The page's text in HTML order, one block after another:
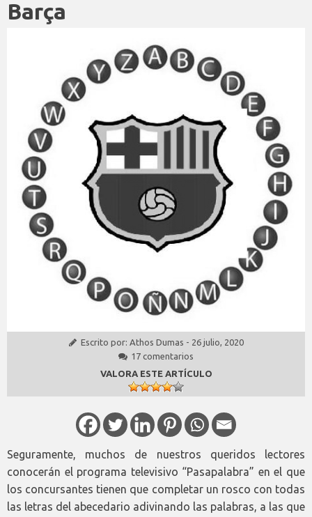
Barça
Escrito por: Athos Dumas - 26 julio, 2020
17 comentarios
VALORA ESTE ARTÍCULO
Seguramente, muchos de nuestros queridos lectores
conocerán el programa televisivo “Pasapalabra” en el que
los concursantes tienen que completar un rosco con todas
las letras del abecedario adivinando las palabras, a las que